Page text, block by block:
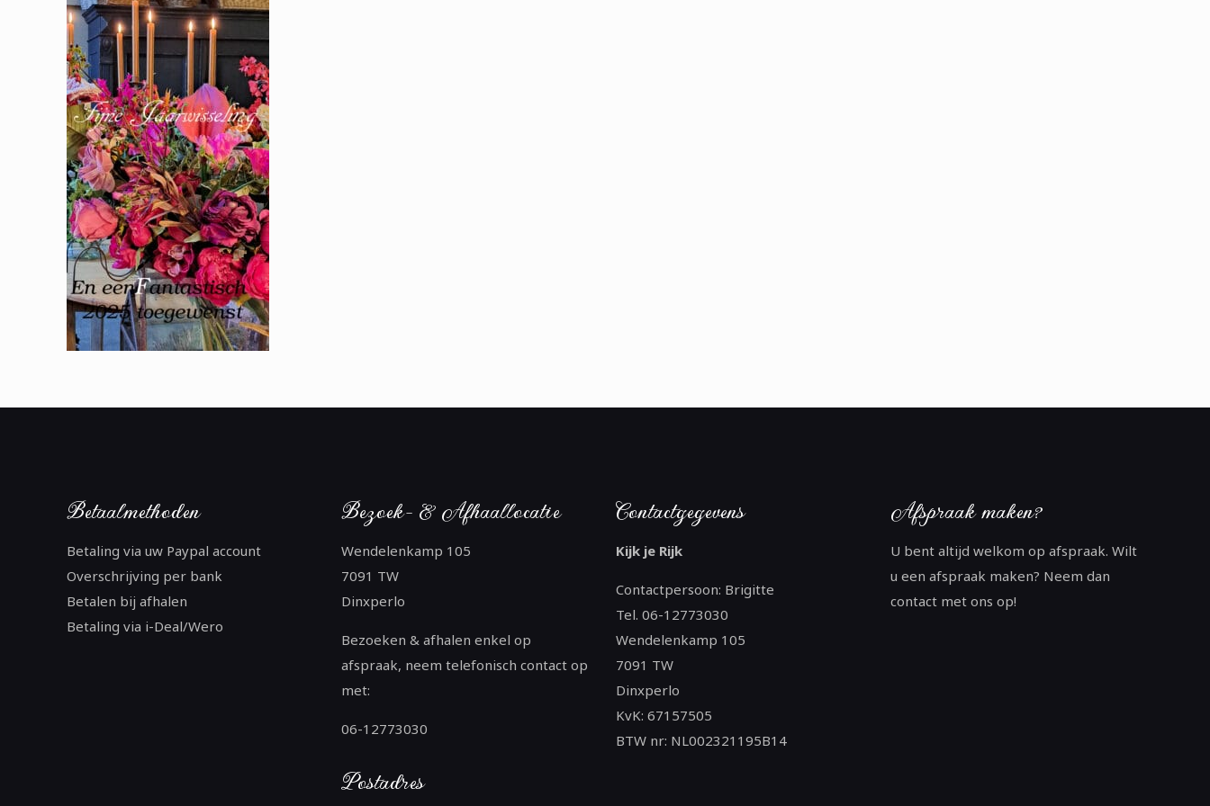
Betaalmethoden
Betaling via uw Paypal account
Overschrijving per bank
Betalen bij afhalen
Betaling via i-Deal/Wero
Bezoek- & Afhaallocatie
Wendelenkamp 105
7091 TW
Dinxperlo
Bezoeken & afhalen enkel op
afspraak, neem telefonisch contact op
met:
06-12773030
Postadres
Contactgegevens
Kijk je Rijk
Contactpersoon: Brigitte
Tel. 06-12773030
Wendelenkamp 105
7091 TW
Dinxperlo
KvK: 67157505
BTW nr: NL002321195B14
Afspraak maken?
U bent altijd welkom op afspraak. Wilt
u een afspraak maken? Neem dan
contact met ons op!